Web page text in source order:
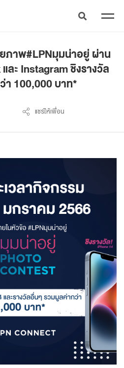
ภาพ#LPNมุมน่าอยู่ ผ่าน
ละ Instagram ชิงรางวัล
100,000 บาท*
แชร์ให้เพื่อน